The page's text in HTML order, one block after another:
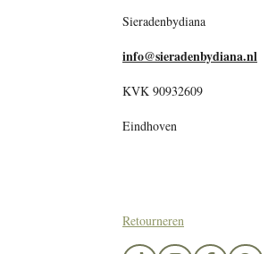
Sieradenbydiana
info@sieradenbydiana.nl
KVK 90932609
Eindhoven
Retourneren